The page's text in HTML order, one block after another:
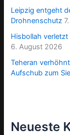
Leipzig entgeht
Drohnenschutz
Hisbollah
6. August 2026
Teheran
Aufschub zum
Neueste